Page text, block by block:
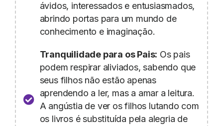
ávidos, interessados e entusiasmados,
abrindo portas para um mundo de
conhecimento e imaginação.
Tranquilidade para os Pais: Os pais
podem respirar aliviados, sabendo que
seus filhos não estão apenas
aprendendo a ler, mas a amar a leitura.
A angústia de ver os filhos lutando com
os livros é substituída pela alegria de